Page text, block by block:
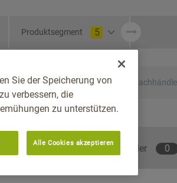
Produktsegment 5
Empfohlene Fachhändler 0
Sie der Speicherung von
verbessern, die
zu unterstützen.
Alle Cookies akzeptieren